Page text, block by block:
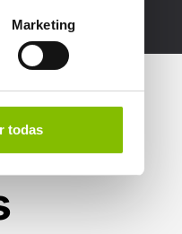
Marketing
todas